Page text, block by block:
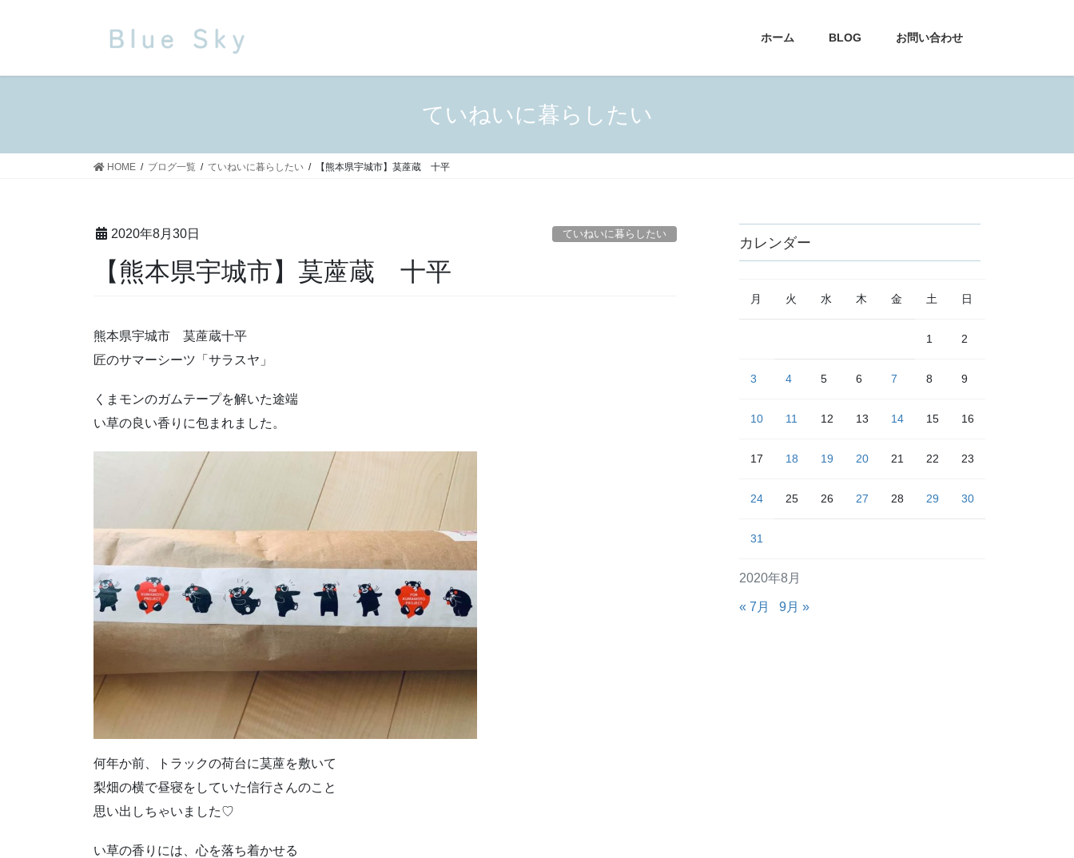
ホーム BLOG お問い合わせ
ていねいに暮らしたい
HOME ブログ一覧 ていねいに暮らしたい 【熊本県宇城市】茣蓙蔵 十平
2020年8月30日 ていねいに暮らしたい
【熊本県宇城市】茣蓙蔵 十平
熊本県宇城市 茣蓙蔵十平
匠のサマーシーツ「サラスヤ」
くまモンのガムテープを解いた途端
い草の良い香りに包まれました。
何年か前、トラックの荷台に茣蓙を敷いて
梨畑の横で昼寝をしていた信行さんのこと
思い出しちゃいました♡
い草の香りには、心を落ち着かせる
カレンダー
2020年8月
月 火 水 木 金 土 日
1 2
3 4 5 6 7 8 9
10 11 12 13 14 15 16
17 18 19 20 21 22 23
24 25 26 27 28 29 30
31
« 7月 9月 »